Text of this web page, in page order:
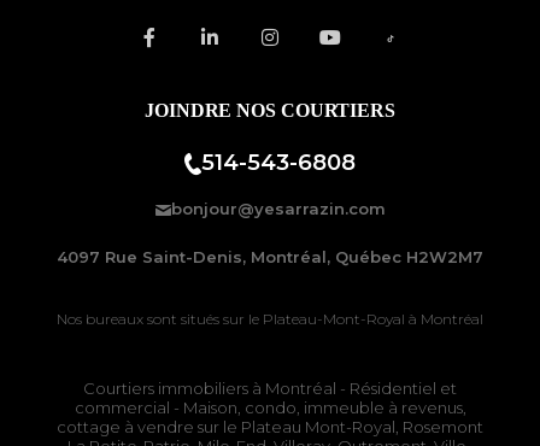
JOINDRE NOS COURTIERS
514-543-6808
bonjour@yesarrazin.com
4097 Rue Saint-Denis, Montréal, Québec H2W2M7
Nos bureaux sont situés sur le Plateau-Mont-Royal à Montréal
Courtiers immobiliers à Montréal - Résidentiel et
commercial - Maison, condo, immeuble à revenus,
cottage à vendre sur le Plateau Mont-Royal, Rosemont